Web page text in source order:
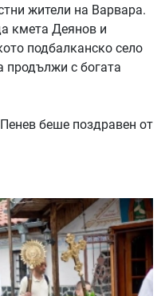
жители на Варвара.
кмета Деянов и
подбалканско село
продължи с богата
беше поздравен от